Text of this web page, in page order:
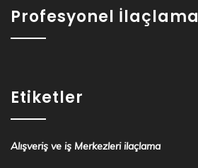
Profesyonel İlaçlama
Etiketler
Alışveriş ve iş Merkezleri ilaçlama